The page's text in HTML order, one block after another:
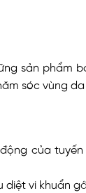
sản phẩm
sóc vùng
của tuyến
vi khuẩn